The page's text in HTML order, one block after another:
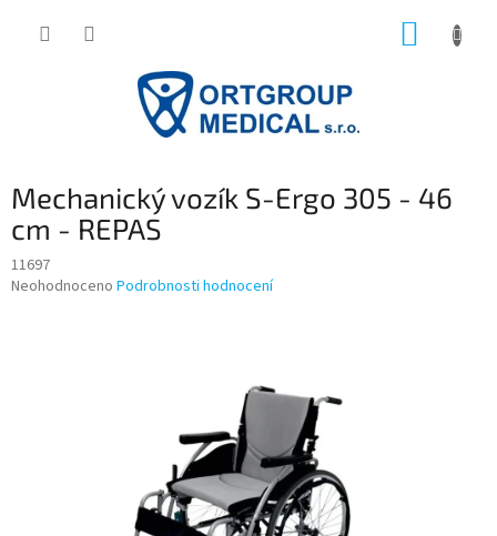
Mechanický vozík S-Ergo 305 - 46
cm - REPAS
11697
Průměrné
Neohodnoceno Podrobnosti hodnocení